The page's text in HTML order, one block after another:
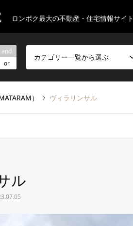
ロンボク最大の不動産・住宅情報サイト
and
or
カテゴリー一覧から選ぶ
） ヴィラリンサル
ル